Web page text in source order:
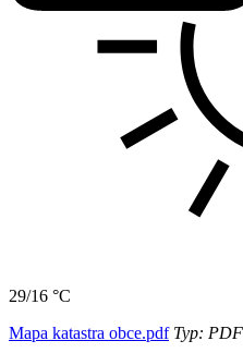
29/16 °C
Mapa katastra obce.pdfTyp: PDF